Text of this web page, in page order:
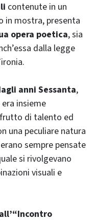
contenute in un
in mostra, presenta
opera poetica, sia
dalla legge
anni Sessanta,
insieme
di talento ed
una peculiare natura
sempre pensate
si rivolgevano
visuali e